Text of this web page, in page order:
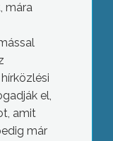
mára
el,
amit
már